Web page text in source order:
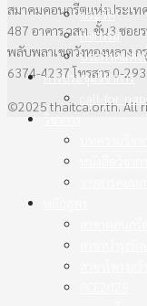
ประวัติ
กิจกรรม
ประกาศแต่ง
การประชุมวิชาการ
สมาคมคอนกรีตแห่งประเท
487 อาคาร วสท. ชั้น3 ซอย
พลับพลาเขตวังทองหลาง
6374-4237 โทรสาร 0-
©2025 thaitca.or.th. All